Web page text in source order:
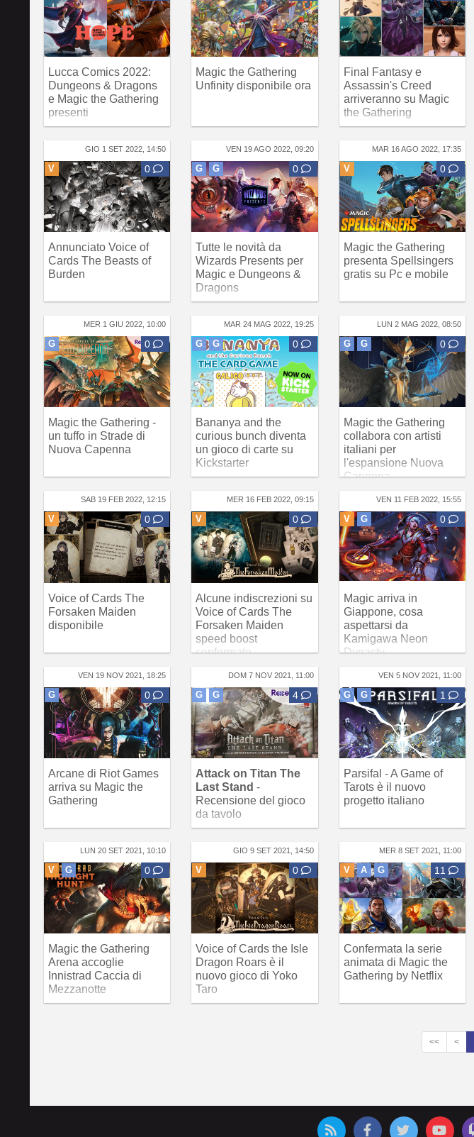
Lucca Comics 2022:
Dungeons & Dragons
e Magic the Gathering
presenti
Magic the Gathering
Unfinity disponibile ora
Final Fantasy e
Assassin's Creed
arriveranno su Magic
the Gathering
GIO 1 SET 2022, 14:50
V 0
Annunciato Voice of
Cards The Beasts of
Burden
VEN 19 AGO 2022, 09:20
G G 0
Tutte le novità da
Wizards Presents per
Magic e Dungeons &
Dragons
MAR 16 AGO 2022, 17:35
V 0
Magic the Gathering
presenta Spellsingers
gratis su Pc e mobile
MER 1 GIU 2022, 10:00
G 0
Magic the Gathering -
un tuffo in Strade di
Nuova Capenna
MAR 24 MAG 2022, 19:25
G G 0
Bananya and the
curious bunch diventa
un gioco di carte su
Kickstarter
LUN 2 MAG 2022, 08:50
G G 0
Magic the Gathering
collabora con artisti
italiani per
l'espansione Nuova
Capenna
SAB 19 FEB 2022, 12:15
V 0
Voice of Cards The
Forsaken Maiden
disponibile
MER 16 FEB 2022, 09:15
V 0
Alcune indiscrezioni su
Voice of Cards The
Forsaken Maiden
speed boost
confermato
VEN 11 FEB 2022, 15:55
V G 0
Magic arriva in
Giappone, cosa
aspettarsi da
Kamigawa Neon
Dynasty
VEN 19 NOV 2021, 18:25
G 0
Arcane di Riot Games
arriva su Magic the
Gathering
DOM 7 NOV 2021, 11:00
G G 4
Attack on Titan The
Last Stand -
Recensione del gioco
da tavolo
VEN 5 NOV 2021, 11:00
G G 1
Parsifal - A Game of
Tarots è il nuovo
progetto italiano
LUN 20 SET 2021, 10:10
V G 0
Magic the Gathering
Arena accoglie
Innistrad Caccia di
Mezzanotte
GIO 9 SET 2021, 14:50
V 0
Voice of Cards the Isle
Dragon Roars è il
nuovo gioco di Yoko
Taro
MER 8 SET 2021, 11:00
V A G 11
Confermata la serie
animata di Magic the
Gathering by Netflix
<< <